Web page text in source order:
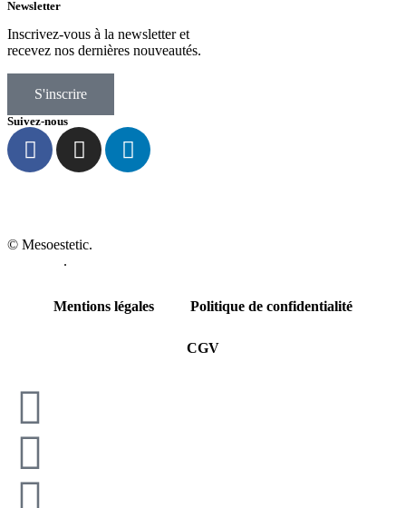
Newsletter
Inscrivez-vous à la newsletter et
recevez nos dernières nouveautés.
S'inscrire
Suivez-nous
© Mesoestetic.
.
Mentions légales Politique de confidentialité
CGV